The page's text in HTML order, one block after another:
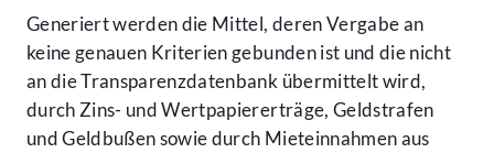
Generiert werden die Mittel, deren Vergabe an
keine genauen Kriterien gebunden ist und die nicht
an die Transparenzdatenbank übermittelt wird,
durch Zins- und Wertpapiererträge, Geldstrafen
und Geldbußen sowie durch Mieteinnahmen aus